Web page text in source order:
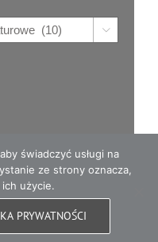

WordCare™
świadczyć usługi na
ze strony oznacza,
użycie.
PRYWATNOŚCI